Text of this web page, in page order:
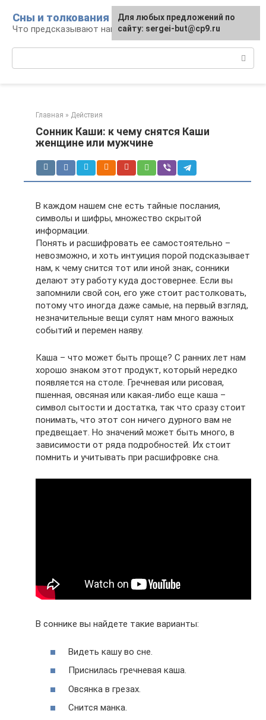
контенту
Сны и толкования
Что предсказывают нам наши сны
Главная » Действия
Сонник Каши: к чему снятся Каши
женщине или мужчине
В каждом нашем сне есть тайные послания,
символы и шифры, множество скрытой
информации.
Понять и расшифровать ее самостоятельно –
невозможно, и хоть интуиция порой подсказывает
нам, к чему снится тот или иной знак, сонники
делают эту работу куда достовернее. Если вы
запомнили свой сон, его уже стоит растолковать,
потому что иногда даже самые, на первый взгляд,
незначительные вещи сулят нам много важных
событий и перемен наяву.
Каша – что может быть проще? С ранних лет нам
хорошо знаком этот продукт, который нередко
появляется на столе. Гречневая или рисовая,
пшенная, овсяная или какая-либо еще каша –
символ сытости и достатка, так что сразу стоит
понимать, что этот сон ничего дурного вам не
предвещает. Но значений может быть много, в
зависимости от ряда подробностей. Их стоит
помнить и учитывать при расшифровке сна.
В соннике вы найдете такие варианты:
Видеть кашу во сне.
Приснилась гречневая каша.
Овсянка в грезах.
Снится манка.
Для любых предложений по
сайту: sergei-but@cp9.ru